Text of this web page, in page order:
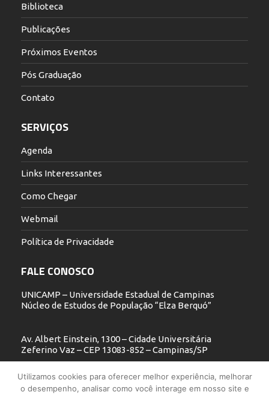
Biblioteca
Publicações
Próximos Eventos
Pós Graduação
Contato
SERVIÇOS
Agenda
Links Interessantes
Como Chegar
Webmail
Política de Privacidade
FALE CONOSCO
UNICAMP – Universidade Estadual de Campinas
Núcleo de Estudos de População “Elza Berquó”
Av. Albert Einstein, 1300 – Cidade Universitária
Zeferino Vaz – CEP 13083-852 – Campinas/SP
19 3521.5900
Utilizamos cookies para oferecer melhor experiência, melhorar
o desempenho, analisar como você interage em nosso site e